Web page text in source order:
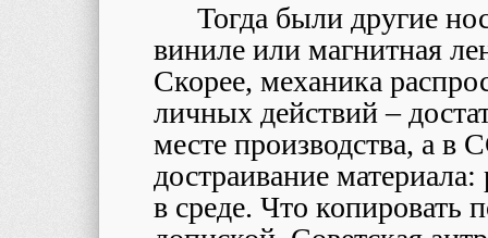
Тогда были другие
виниле или магнитная
Скорее, механика
личных действий –
месте производства, а в
достраивание
в среде. Что копировать